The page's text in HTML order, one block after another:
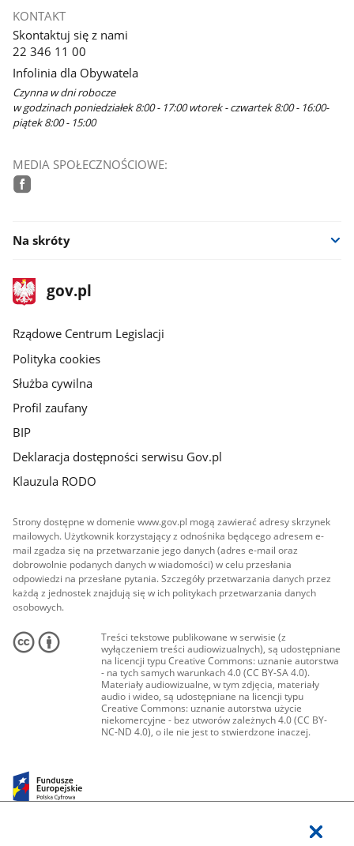
KONTAKT
Skontaktuj się z nami
22 346 11 00
Infolinia dla Obywatela
Czynna w dni robocze
w godzinach poniedziałek 8:00 - 17:00 wtorek - czwartek 8:00 - 16:00-
piątek 8:00 - 15:00
MEDIA SPOŁECZNOŚCIOWE:
Na skróty
stopka
gov.plStrona
gov.pl
Rządowe Centrum Legislacji
Polityka cookies
Służba cywilna
Profil zaufany
BIP
Deklaracja dostępności serwisu Gov.pl
Klauzula RODO
Strony dostępne w domenie www.gov.pl mogą zawierać adresy skrzynek
mailowych. Użytkownik korzystający z odnośnika będącego adresem e-
mail zgadza się na przetwarzanie jego danych (adres e-mail oraz
dobrowolnie podanych danych w wiadomości) w celu przesłania
odpowiedzi na przesłane pytania. Szczegóły przetwarzania danych przez
każdą z jednostek znajdują się w ich politykach przetwarzania danych
osobowych.
Treści tekstowe publikowane w serwisie (z
wyłączeniem treści audiowizualnych), są udostępniane
na licencji typu Creative Commons: uznanie autorstwa
- na tych samych warunkach 4.0 (CC BY-SA 4.0).
Materiały audiowizualne, w tym zdjęcia, materiały
audio i wideo, są udostępniane na licencji typu
Creative Commons: uznanie autorstwa użycie
niekomercyjne - bez utworów zależnych 4.0 (CC BY-
NC-ND 4.0), o ile nie jest to stwierdzone inaczej.